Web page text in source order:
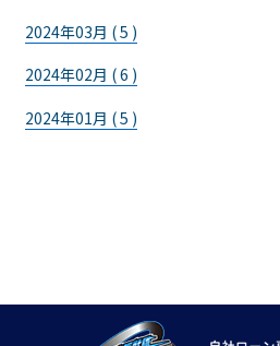
2024年03月 ( 5 )
2024年02月 ( 6 )
2024年01月 ( 5 )